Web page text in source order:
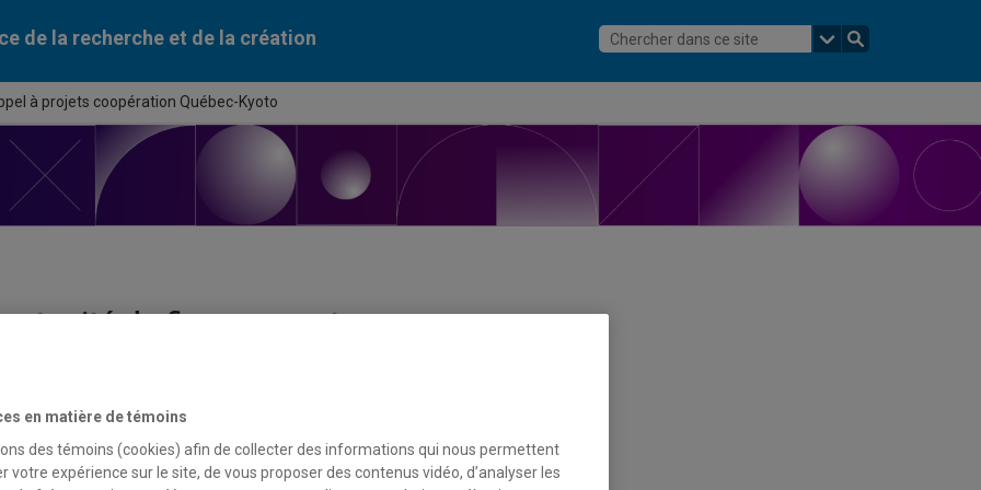
de la recherche et de la création
à projets coopération Québec-Kyoto
de financement
projets coopération Québec-Kyoto
en matière de témoins
des témoins (cookies) afin de collecter des informations qui nous permettent
votre expérience sur le site, de vous proposer des contenus vidéo, d’analyser les